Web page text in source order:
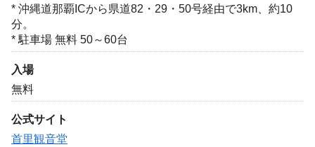
* 沖縄道那覇ICから県道82・29・50号経由で3km、約10
分。
* 駐車場 無料 50～60台
入場
無料
公式サイト
首里観音堂